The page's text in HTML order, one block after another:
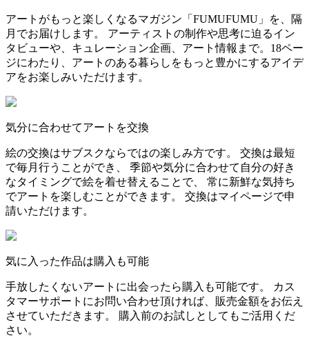
アートがもっと楽しくなるマガジン「FUMUFUMU」を、隔
月でお届けします。 アーティストの制作や思考に迫るイン
タビューや、キュレーション企画、アート情報まで。18ペー
ジにわたり、アートのある暮らしをもっと豊かにするアイデ
アをお楽しみいただけます。
気分に合わせてアートを交換
絵の交換はサブスクならではの楽しみ方です。 交換は最短
で毎月行うことができ、 季節や気分に合わせて自分の好き
なタイミングで絵を着せ替えることで、 常に新鮮な気持ち
でアートを楽しむことができます。 交換はマイページで申
請いただけます。
気に入った作品は購入も可能
手放したくないアートに出会ったら購入も可能です。 カス
タマーサポートにお問い合わせ頂ければ、販売金額をお伝え
させていただきます。 購入前のお試しとしてもご活用くだ
さい。